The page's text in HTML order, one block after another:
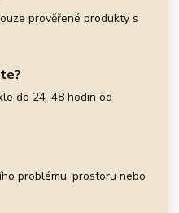
prověřené produkty s
do 24–48 hodin od
problému, prostoru nebo